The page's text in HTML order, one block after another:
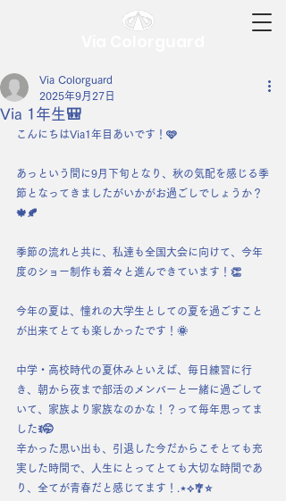
Via 1年生🎒
Via Colorguard
2025年9月27日
こんにちはVia1年目あいです！🩷
あっという間に9月下旬となり、秋の気配を感じる季
節となってきましたがいかがお過ごしでしょうか？
🍁🍂
季節の流れと共に、私達も全国大会に向けて、今年
度のショー制作も着々と進んできています！👏
今年の夏は、憧れの大学生としての夏を過ごすこと
が出来てとても楽しかったです！🌞
中学・高校時代の夏休みといえば、毎日練習に行
き、朝から夜まで部活のメンバーと一緒に過ごして
いて、家族より家族なのかな！？って毎年思ってま
したꉂ🤭
辛かった思い出も、引退した今だからこそとても充
実した時間で、人生にとってとても大切な時間であ
り、全てが青春だと感じてます！.⋆⟡🎐⭐️